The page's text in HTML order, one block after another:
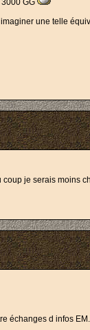
GG
une telle
je serais moins
échanges d infos